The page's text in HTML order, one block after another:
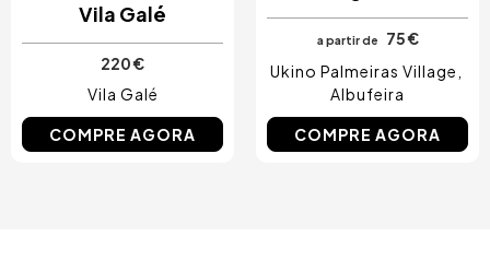
Vila Galé
220 €
Vila Galé
COMPRE AGORA
a partir de
75 €
Ukino Palmeiras Village
Albufeira
COMPRE AGORA